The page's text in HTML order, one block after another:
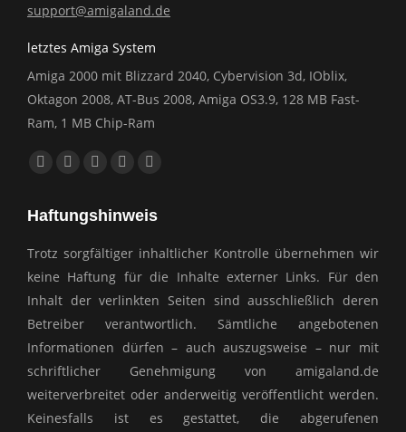
support@amigaland.de
letztes Amiga System
Amiga 2000 mit Blizzard 2040, Cybervision 3d, IOblix,
Oktagon 2008, AT-Bus 2008, Amiga OS3.9, 128 MB Fast-
Ram, 1 MB Chip-Ram
Finden Sie uns auf:
Facebook
opens
YouTube
opens
new
window
E-
page
new
Website
opens
Whatsapp
opens
Haftungshinweis
Trotz sorgfältiger inhaltlicher Kontrolle übernehmen wir
keine Haftung für die Inhalte externer Links. Für den
Inhalt der verlinkten Seiten sind ausschließlich deren
Betreiber verantwortlich. Sämtliche angebotenen
Informationen dürfen – auch auszugsweise – nur mit
schriftlicher Genehmigung von amigaland.de
weiterverbreitet oder anderweitig veröffentlicht werden.
Keinesfalls ist es gestattet, die abgerufenen